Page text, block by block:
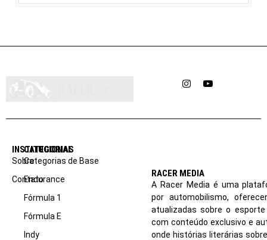
InstagramYouTube
INSTITUCIONAL
Sobre
Contato
CATEGORIAS
Categorias de Base
Endurance
Fórmula 1
Fórmula E
Indy
RACER MEDIA
A Racer Media é uma
por automobilismo,
atualizadas sobre o
com conteúdo exclusivo e
onde histórias literárias